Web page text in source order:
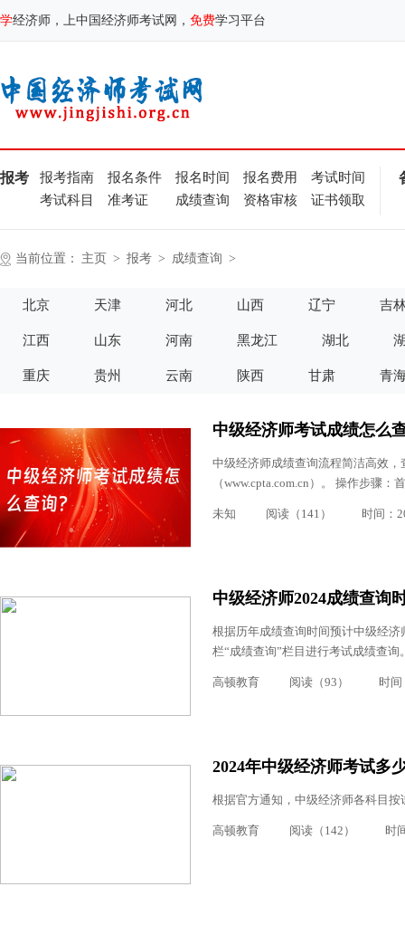
学经济师，上中国经济师考试网， 免费学习平台
报考 报考指南 报名条件 报名时间 报名费用
考试时间
考试科目
准考证 成绩查询 资格审核 证书领取
当前位置： 主页 > 报考 > 成绩查询 >
北京 天津 河北 山西 辽宁 吉
江西 山东 河南 黑龙江 湖北
重庆 贵州 云南 陕西 甘肃 青
中级经济师考试成绩怎么
中级经济师成绩查询流程简洁高效
（www.cpta.com.cn）。 操作步骤
未知 阅读（141） 时间：
中级经济师2024成绩查询
根据历年成绩查询时间预计中级经
栏“成绩查询”栏目进行考试成绩查询
高顿教育 阅读（93） 时间
2024年中级经济师考试多
根据官方通知，中级经济师各科目
高顿教育 阅读（142） 时